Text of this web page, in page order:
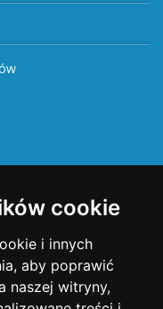
cookie
i innych
aby poprawić
naszej witryny,